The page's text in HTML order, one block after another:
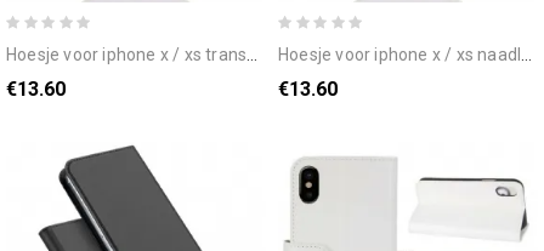
hoesje voor iphone x / xs transparante vlinders en bloemen
€13.60
hoesje voor iphone x / xs naadloos aquarel bloemenpatroon
€13.60